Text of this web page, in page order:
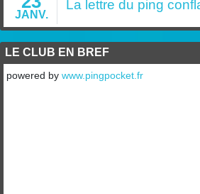
JANV.
La lettre du ping
LE CLUB EN BREF
powered by www.pingpocket.fr